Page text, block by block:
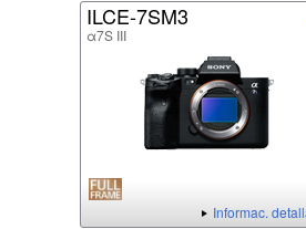
ILCE-7SM3
α7S III
Informac.